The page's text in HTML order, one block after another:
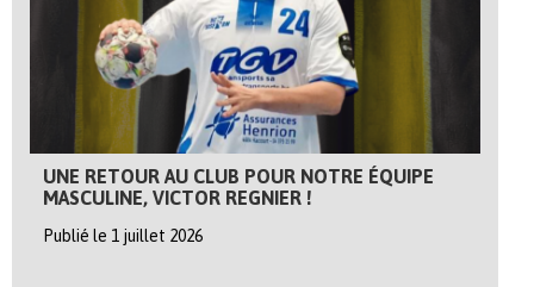
UNE RETOUR AU CLUB POUR NOTRE ÉQUIPE
MASCULINE, VICTOR REGNIER !
Publié le 1 juillet 2026